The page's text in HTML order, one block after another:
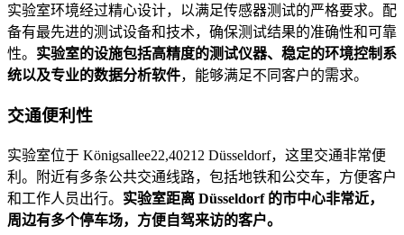
实验室环境经过精心设计，以满足传感器测试的严格要求。配
备有最先进的测试设备和技术，确保测试结果的准确性和可靠
性。 实验室的设施包括高精度的测试仪器、稳定的环境控制系
统以及专业的数据分析软件，能够满足不同客户的需求。
交通便利性
实验室位于 Königsallee22,40212 Düsseldorf，这里交通非常便
利。附近有多条公共交通线路，包括地铁和公交车，方便客户
和工作人员出行。 实验室距离 Düsseldorf 的市中心非常近，
周边有多个停车场，方便自驾来访的客户。